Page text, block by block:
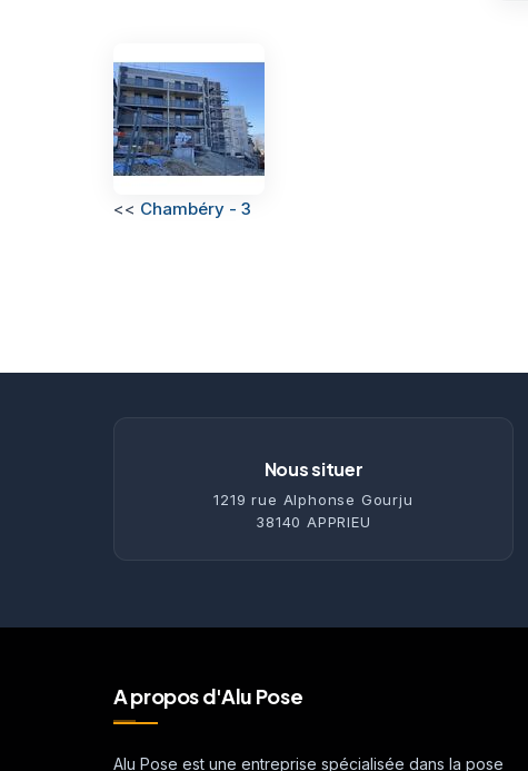
<< Chambéry - 3
Nous situer
1219 rue Alphonse Gourju
38140 APPRIEU
A propos d'Alu Pose
Alu Pose est une entreprise spécialisée dans la pose